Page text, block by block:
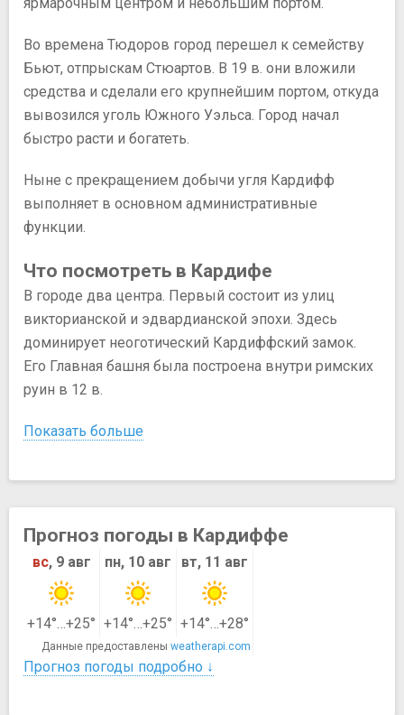
Во времена Тюдоров город перешел к семейству
Бьют, отпрыскам Стюартов. В 19 в. они вложили
средства и сделали его крупнейшим портом, откуда
вывозился уголь Южного Уэльса. Город начал
быстро расти и богатеть.
Ныне с прекращением добычи угля Кардифф
выполняет в основном административные
функции.
Что посмотреть в Кардифе
В городе два центра. Первый состоит из улиц
викторианской и эдвардианской эпохи. Здесь
доминирует неоготический Кардиффский замок.
Его Главная башня была построена внутри римских
руин в 12 в.
Показать больше
Прогноз погоды в Кардиффе
вс, 9 авг пн, 10 авг вт, 11 авг
+14°…+25° +14°…+25° +14°…+28°
Данные предоставлены weatherapi.com
Прогноз погоды подробно ↓